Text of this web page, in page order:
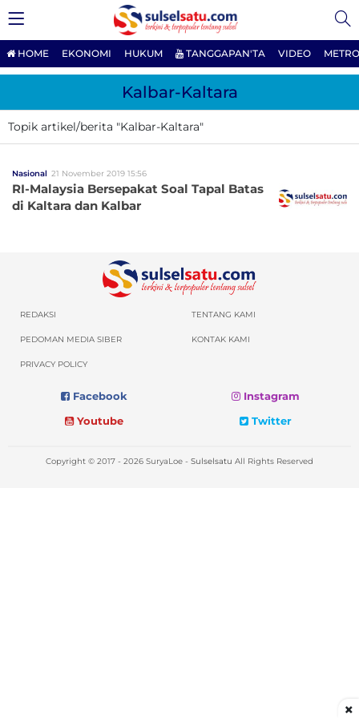
HOME EKONOMI HUKUM TANGGAPAN'TA VIDEO
Kalbar-Kaltara
Topik artikel/berita "Kalbar-Kaltara"
Nasional 21 November 2019 15:56
RI-Malaysia Bersepakat Soal Tapal Batas
di Kaltara dan Kalbar
REDAKSI TENTANG KAMI
PEDOMAN MEDIA SIBER KONTAK KAMI
PRIVACY POLICY
Facebook
Instagram
Youtube
Twitter
Copyright © 2017 - 2026 SuryaLoe - Sulselsatu All Rights Reserved
×